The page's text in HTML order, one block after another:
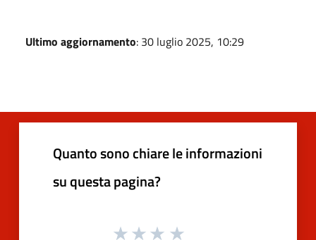
Ultimo aggiornamento: 30 luglio 2025, 10:29
Quanto sono chiare le informazioni
su questa pagina?